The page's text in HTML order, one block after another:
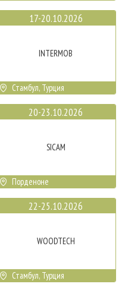
17-20.10.2026
INTERMOB
Стамбул, Турция
20-23.10.2026
SICAM
Порденоне
22-25.10.2026
WOODTECH
Стамбул, Турция